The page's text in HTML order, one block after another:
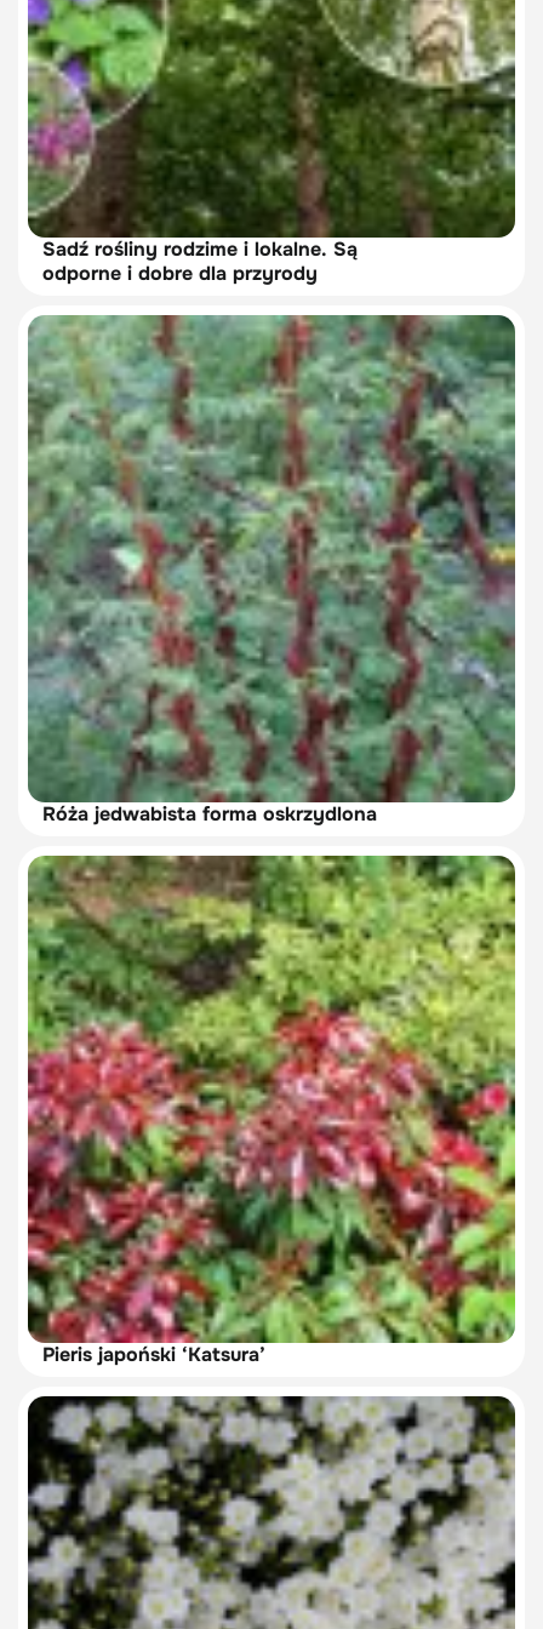
Sadź rośliny rodzime i lokalne. Są
odporne i dobre dla przyrody
Róża jedwabista forma oskrzydlona
Pieris japoński ‘Katsura’